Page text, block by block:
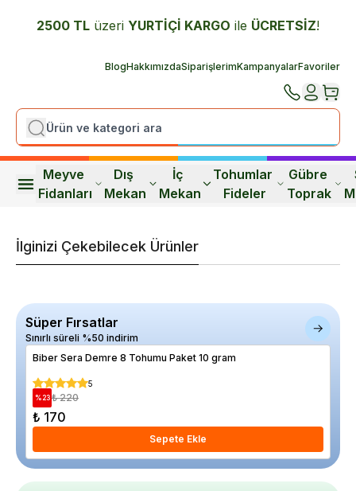
2500 TL üzeri YURTİÇİ KARGO ile ÜCRETSİZ!
BlogHakkımızdaSiparişlerimKampanyalarFavoriler
Meyve
Fidanları
Dış
Mekan
İç
Mekan
Tohumlar
Fideler
Gübre
Toprak
İlginizi Çekebilecek Ürünler
Süper Fırsatlar
Sınırlı süreli %50 indirim
Biber Sera Demre 8 Tohumu Paket 10 gram
5
%23 ₺ 220
₺ 170
Sepete Ekle